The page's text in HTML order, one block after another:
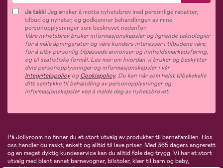
Ja takk!Jeg ønsker å motta nyhetsbrev med personlige rabatter,
tilbud og nyheter, og godkjenner behandlingen av mine
personopplysninger som beskrevet nedenfor.
Våre nyhetsbrev bruker informasjonskapsler og lignende teknologier
for å måle åpningsraten og våre kunders interesser i tilbudene våre,
for å tilby personlig tilpassede annonser og innholdsmarkedsføring,
og til statistiske formål. Les mer om hvordan vi bruker og beskytter
dine personopplysninger og informasjonskapsler i vår
IntegritetspolicyogCookiepolicy. Du kan når som helst tilbakekalle
ditt samtykke til behandling av personopplysninger og
informasjonskapsler ved å melde deg av nyhetsbrevet.
På Jollyroom.no finner du et stort utvalg av produkter til barnefamilien. Hos
oss handler du raskt, enkelt og alltid til lave priser. Med 365 dagers angrerett
og en meget dyktig kundeservice kan du alltid føle deg trygg. Vi har et stort
utvalg med blant annet barnevogner, bilstoler, klær til barn og baby,